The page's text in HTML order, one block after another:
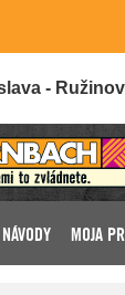
- Ružinov
NÁVODY MOJA